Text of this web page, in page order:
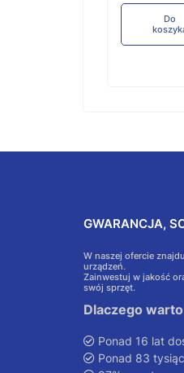
Do
GWARANCJA,
W naszej ofercie
urządzeń.
Zainwestuj w jakość
swój sprzęt.
Dlaczego
Ponad 16 lat
Ponad 83